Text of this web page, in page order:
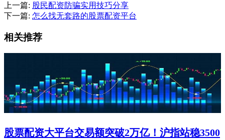
上一篇: 股民配资防骗实用技巧分享
下一篇: 怎么找无套路的股票配资平台
相关推荐
股票配资大平台交易额突破2万亿！沪指站稳3500